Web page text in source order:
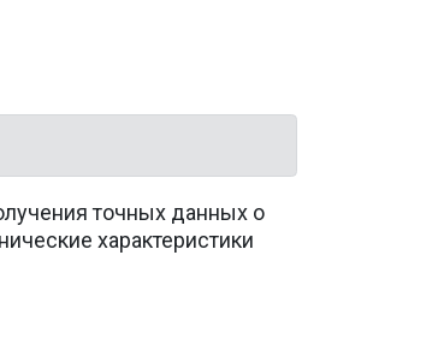
точных данных о
характеристики